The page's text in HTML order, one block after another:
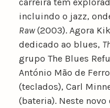
incluindo o jazz,
Raw(2003). Agora
dedicado ao blues,
grupo The Blues
António Mão de
(teclados), Carl
(bateria). Neste